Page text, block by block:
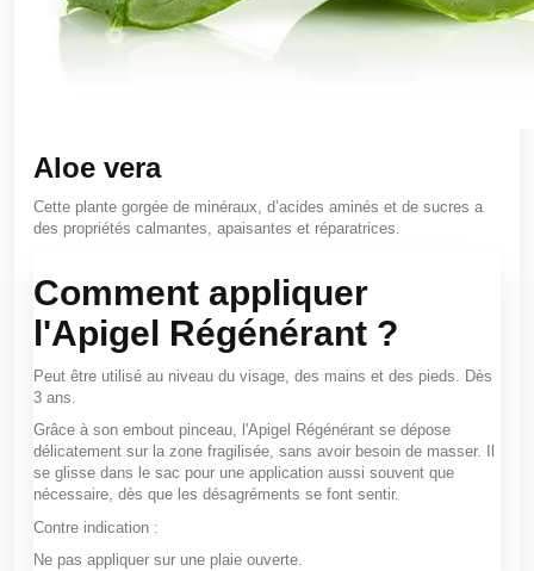
Aloe vera
Cette plante gorgée de minéraux, d’acides aminés et de sucres a
des propriétés calmantes, apaisantes et réparatrices.
Comment appliquer
l'Apigel Régénérant ?
Peut être utilisé au niveau du visage, des mains et des pieds. Dès
3 ans.
Grâce à son embout pinceau, l'Apigel Régénérant se dépose
délicatement sur la zone fragilisée, sans avoir besoin de masser. Il
se glisse dans le sac pour une application aussi souvent que
nécessaire, dès que les désagréments se font sentir.
Contre indication :
Ne pas appliquer sur une plaie ouverte.